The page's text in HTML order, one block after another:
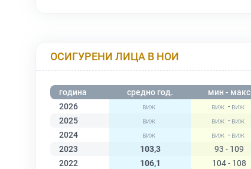
ОСИГУРЕНИ ЛИЦА В НОИ
година средно год. мин - макс
2026
-
2025
-
2024
-
2023
103,3 93 - 109
2022
106,1 104 - 108